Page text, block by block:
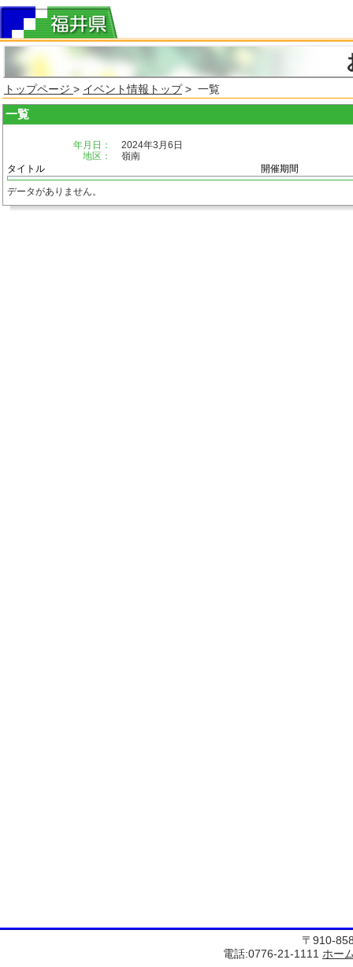
トップページ > イベント情報トップ> 一覧
一覧
年月日：
2024年3月6日
地区：
嶺南
タイトル
開催期間
データがありません。
〒910-
電話:0776-21-1111 ホー